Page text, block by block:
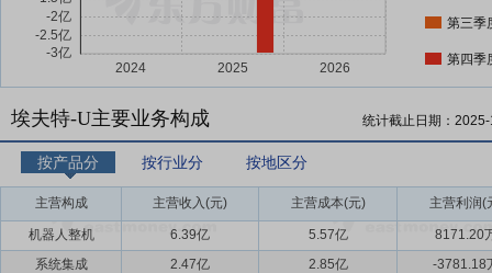
第三季
第四季
埃夫特-U主要业务构成 统计截止日期：
按产品分 按行业分 按地区分
主营构成 主营收入(元) 主营成本(元) 主营利润(
机器人整机 6.39亿 5.57亿
8171.20
系统集成
2.47亿 2.85亿
-3781.18